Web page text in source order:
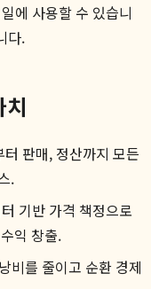
에 사용할 수 있습니
다.
판매, 정산까지 모든
.
기반 가격 책정으로
익 창출.
비를 줄이고 순환 경제